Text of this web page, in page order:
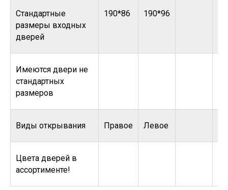
Стандартные
размеры входных
дверей
190*86 190*96
Имеются двери не
стандартных
размеров
Виды открывания Правое Левое
Цвета дверей в
ассортименте!